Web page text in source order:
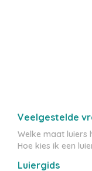
Veelgestelde
Welke maat luiers
Hoe kies ik een
Luiergids